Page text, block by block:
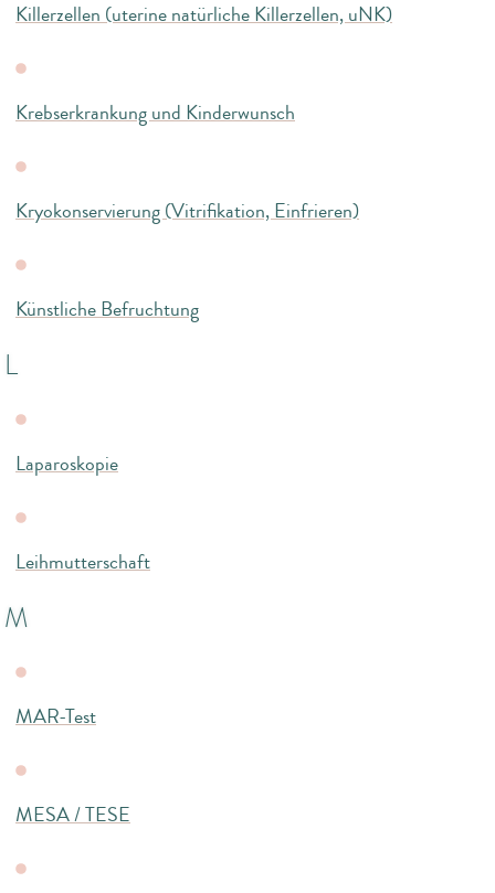
Killerzellen (uterine natürliche Killerzellen, uNK)
Krebserkrankung und Kinderwunsch
Kryokonservierung (Vitrifikation, Einfrieren)
Künstliche Befruchtung
L
Laparoskopie
Leihmutterschaft
M
MAR-Test
MESA / TESE